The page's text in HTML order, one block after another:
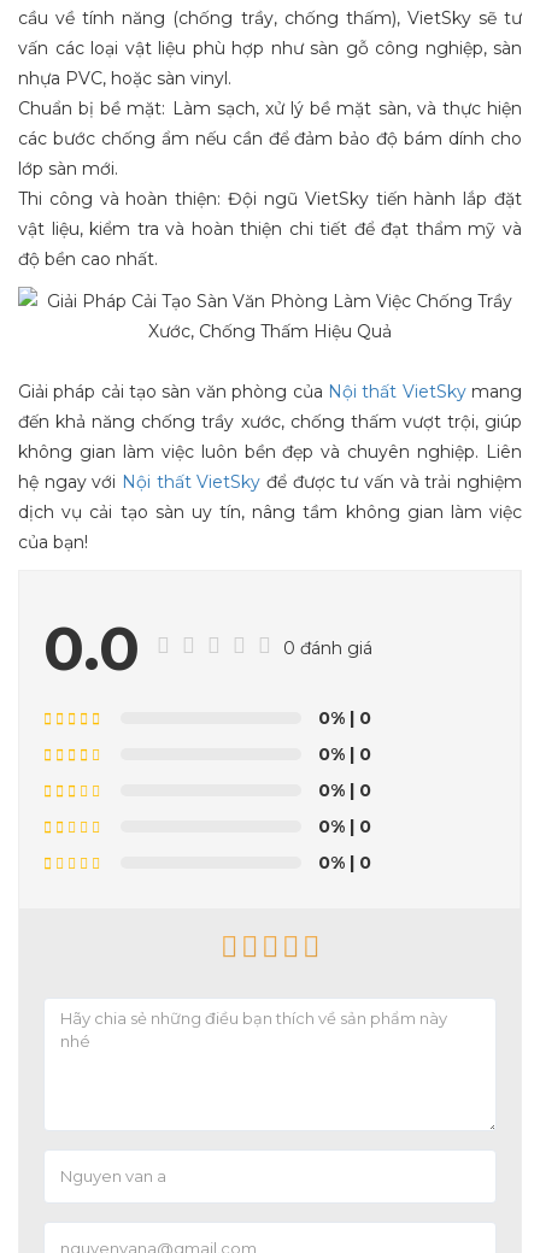
cầu về tính năng (chống trầy, chống thấm), VietSky sẽ tư
vấn các loại vật liệu phù hợp như sàn gỗ công nghiệp, sàn
nhựa PVC, hoặc sàn vinyl.
Chuẩn bị bề mặt: Làm sạch, xử lý bề mặt sàn, và thực hiện
các bước chống ẩm nếu cần để đảm bảo độ bám dính cho
lớp sàn mới.
Thi công và hoàn thiện: Đội ngũ VietSky tiến hành lắp đặt
vật liệu, kiểm tra và hoàn thiện chi tiết để đạt thẩm mỹ và
độ bền cao nhất.
Giải pháp cải tạo sàn văn phòng của Nội thất VietSkymang
đến khả năng chống trầy xước, chống thấm vượt trội, giúp
không gian làm việc luôn bền đẹp và chuyên nghiệp. Liên
hệ ngay với Nội thất VietSky để được tư vấn và trải nghiệm
dịch vụ cải tạo sàn uy tín, nâng tầm không gian làm việc
của bạn!
0.0 0 đánh giá
0% | 0
0% | 0
0% | 0
0% | 0
0% | 0